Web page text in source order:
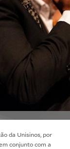
da Unisinos, por
conjunto com a